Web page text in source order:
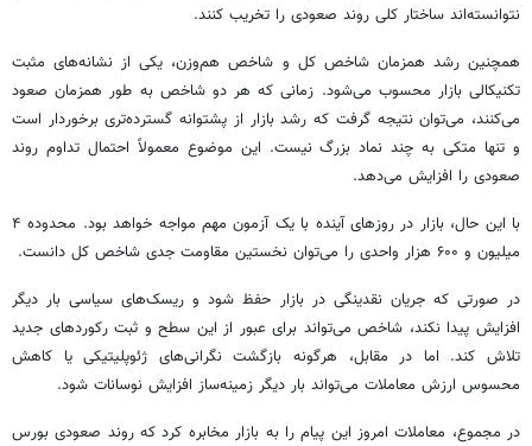
نتوانسته‌اند ساختار کلی روند صعودی را تخریب کنند.
همچنین رشد همزمان شاخص کل و شاخص هم‌وزن، یکی از نشانه‌های مثبت
تکنیکالی بازار محسوب می‌شود. زمانی که هر دو شاخص به طور همزمان صعود
می‌کنند، می‌توان نتیجه گرفت که رشد بازار از پشتوانه گسترده‌تری برخوردار است
و تنها متکی به چند نماد بزرگ نیست. این موضوع معمولاً احتمال تداوم روند
صعودی را افزایش می‌دهد.
با این حال، بازار در روزهای آینده با یک آزمون مهم مواجه خواهد بود. محدوده ۴
میلیون و ۶۰۰ هزار واحدی را می‌توان نخستین مقاومت جدی شاخص کل دانست.
در صورتی که جریان نقدینگی در بازار حفظ شود و ریسک‌های سیاسی بار دیگر
افزایش پیدا نکند، شاخص می‌تواند برای عبور از این سطح و ثبت رکوردهای جدید
تلاش کند. اما در مقابل، هرگونه بازگشت نگرانی‌های ژئوپلیتیکی یا کاهش
محسوس ارزش معاملات می‌تواند بار دیگر زمینه‌ساز افزایش نوسانات شود.
در مجموع، معاملات امروز این پیام را به بازار مخابره کرد که روند صعودی بورس